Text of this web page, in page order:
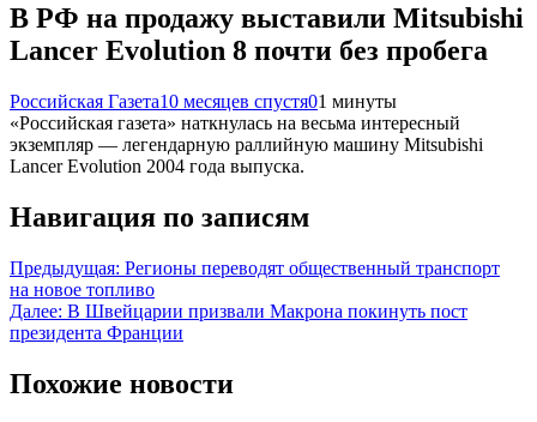
В РФ на продажу выставили Mitsubishi
Lancer Evolution 8 почти без пробега
Российская Газета10 месяцев спустя01 минуты
«Российская газета» наткнулась на весьма интересный
экземпляр — легендарную раллийную машину Mitsubishi
Lancer Evolution 2004 года выпуска.
Навигация по записям
Предыдущая: Регионы переводят общественный транспорт
на новое топливо
Далее: В Швейцарии призвали Макрона покинуть пост
президента Франции
Похожие новости